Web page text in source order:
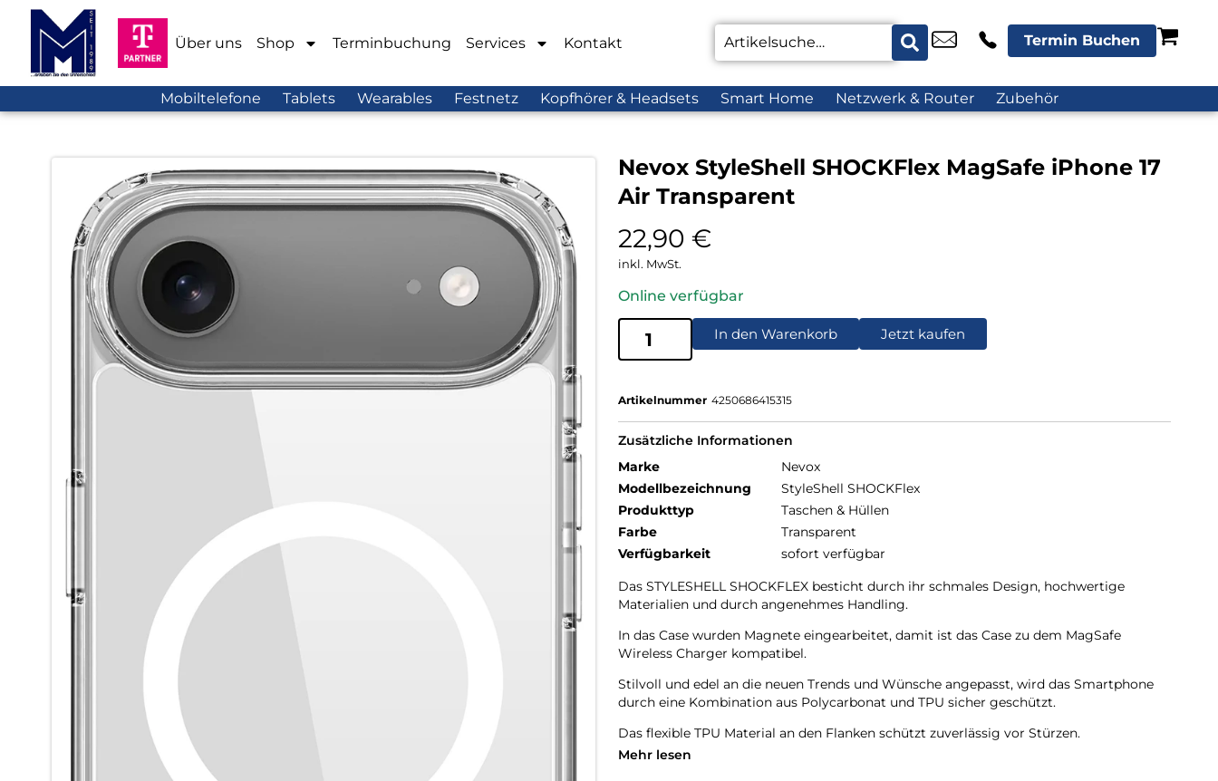
Über uns Shop Terminbuchung Services Kontakt Termin Buchen
Mobiltelefone Tablets Wearables Festnetz Kopfhörer & Headsets Smart Home Netzwerk & Router Zubehör
Nevox StyleShell SHOCKFlex MagSafe iPhone 17
Air Transparent
22,90 €
inkl. MwSt.
Online verfügbar
In den Warenkorb Jetzt kaufen
Artikelnummer 4250686415315
Zusätzliche Informationen
Marke
Nevox
Modellbezeichnung
StyleShell SHOCKFlex
Produkttyp
Taschen & Hüllen
Farbe
Transparent
Verfügbarkeit
sofort verfügbar
Das STYLESHELL SHOCKFLEX besticht durch ihr schmales Design, hochwertige
Materialien und durch angenehmes Handling.
In das Case wurden Magnete eingearbeitet, damit ist das Case zu dem MagSafe
Wireless Charger kompatibel.
Stilvoll und edel an die neuen Trends und Wünsche angepasst, wird das Smartphone
durch eine Kombination aus Polycarbonat und TPU sicher geschützt.
Das flexible TPU Material an den Flanken schützt zuverlässig vor Stürzen.
Das Display ist durch die seitlichen Flanken geschützt.
Mehr lesen